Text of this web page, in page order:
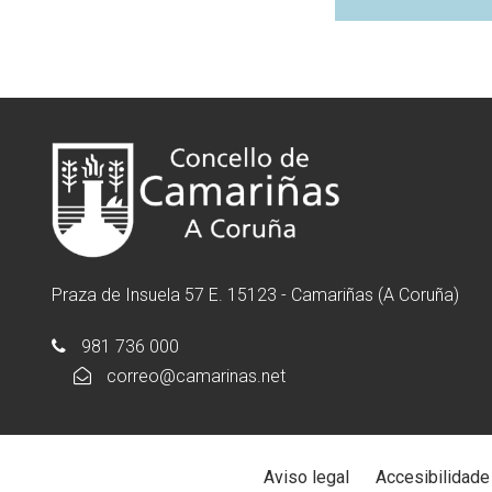
Praza de Insuela 57 E. 15123 - Camariñas (A Coruña)
981 736 000
correo@camarinas.net
Aviso legal Accesibilidade